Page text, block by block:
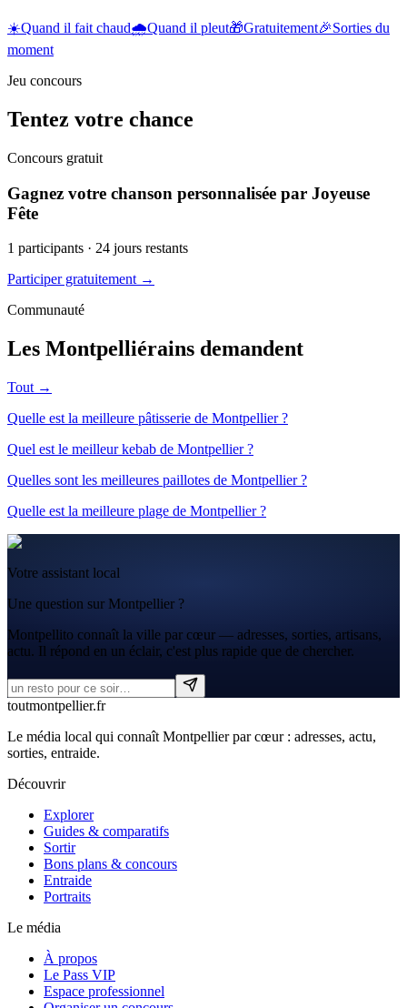
☀️Quand il fait chaud🌧️Quand il pleut🎁Gratuitement🎉Sorties du
moment
Jeu concours
Tentez votre chance
Concours gratuit
Gagnez votre chanson personnalisée par Joyeuse
Fête
1 participants · 24 jours restants
Participer gratuitement →
Communauté
Les Montpelliérains demandent
Tout →
Quelle est la meilleure pâtisserie de Montpellier ?
Quel est le meilleur kebab de Montpellier ?
Quelles sont les meilleures paillotes de Montpellier ?
Quelle est la meilleure plage de Montpellier ?
Votre assistant local
Une question sur Montpellier ?
Montpellito connaît la ville par cœur — adresses, sorties, artisans,
actu. Il répond en un éclair, c'est plus rapide que de chercher.
toutmontpellier.fr
Le média local qui connaît Montpellier par cœur : adresses, actu,
sorties, entraide.
Découvrir
Explorer
Guides & comparatifs
Sortir
Bons plans & concours
Entraide
Portraits
Le média
À propos
Le Pass VIP
Espace professionnel